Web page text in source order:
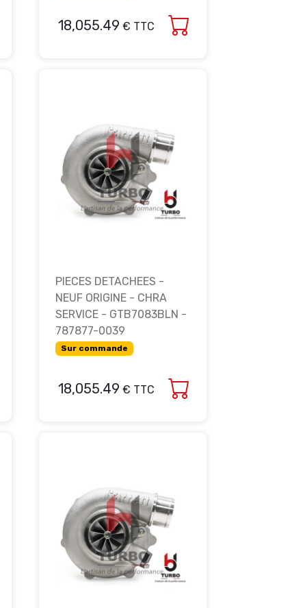
18,055.49 € TTC
PIECES DETACHEES -
NEUF ORIGINE - CHRA
SERVICE - GTB7083BLN -
787877-0039
Sur commande
18,055.49 € TTC